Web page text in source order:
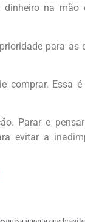
dinheiro na
para as
comprar. Essa
Parar e
evitar a